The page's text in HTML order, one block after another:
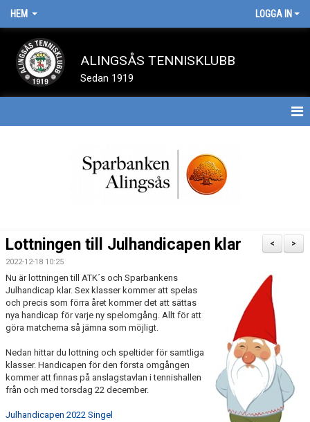
HEM LOGGA IN
ALINGSÅS TENNISKLUBB
Sedan 1919
OM KLUBBEN
TÄVLINGAR
BILDGALLERI
SPONSRING
TRYGG TENNIS
KONTAKT
>
<
Lottningen till Julhandicapen klar
2022-12-18 10:25
Nu är lottningen till ATK´s och Sparbankens
Julhandicap klar. Sex klasser kommer att spelas
och precis som förra året kommer det att sättas
nya handicap för varje ny spelomgång. Allt för att
göra matcherna så jämna som möjligt.
Nedan hittar du lottning och speltider för samtliga
klasser. Handicapen för den första omgången
kommer att finnas på anslagstavlan i tennishallen
från och med torsdag 22 december.
Julhandicapen 2022 Singel